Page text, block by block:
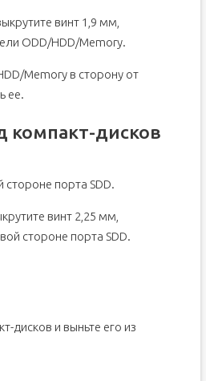
винт 1,9 мм,
ODD/HDD/Memory.
Memory в сторону от
ее.
компакт-дисков
стороне порта SDD.
винт 2,25 мм,
стороне порта SDD.
дисков и выньте его из